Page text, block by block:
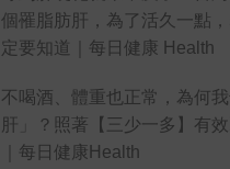
個罹脂肪肝，為了活久一點
定要知道｜每日健康 Health
不喝酒、體重也正常，為何
肝」？照著【三少一多】有
｜每日健康Health